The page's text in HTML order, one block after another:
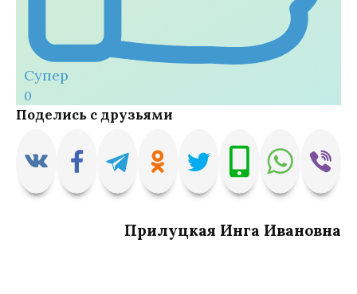
Супер
0
Поделись с друзьями
Прилуцкая Инга Ивановна